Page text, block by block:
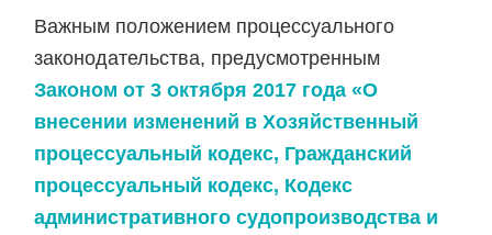
Важным положением процессуального
законодательства, предусмотренным
Законом от 3 октября 2017 года «О
внесении изменений в Хозяйственный
процессуальный кодекс, Гражданский
процессуальный кодекс, Кодекс
административного судопроизводства и